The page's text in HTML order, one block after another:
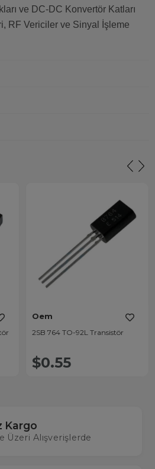
ve DC-DC Konvertör Katları
RF Vericiler ve Sinyal İşleme
Oem
2SB 764 TO-92L Transistör
$0.55
Kargo
Üzeri Alışverişlerde